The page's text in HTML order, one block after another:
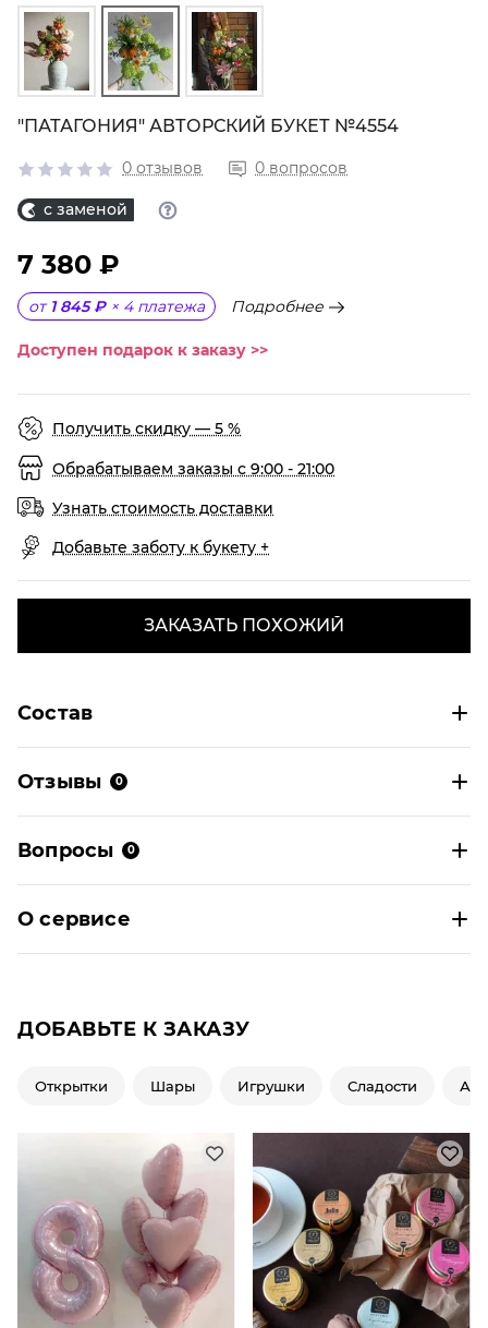
"ПАТАГОНИЯ" АВТОРСКИЙ БУКЕТ №4554
0 отзывов 0 вопросов
с заменой
7 380 ₽
от 1 845 ₽ × 4 платежа Подробнее
Доступен подарок к заказу >>
Получить скидку — 5 %
Обрабатываем заказы с 9:00 - 21:00
Узнать стоимость доставки
Добавьте заботу к букету +
ЗАКАЗАТЬ ПОХОЖИЙ
Состав
Отзывы 0
Вопросы 0
О сервисе
ДОБАВЬТЕ К ЗАКАЗУ
Открытки Шары Игрушки Сладости